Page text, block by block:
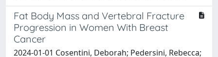
Fat Body Mass and Vertebral Fracture
Progression in Women With Breast
Cancer
2024-01-01 Cosentini, Deborah; Pedersini, Rebecca;